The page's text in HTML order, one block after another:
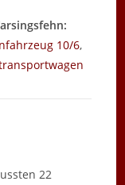
10/6,
22